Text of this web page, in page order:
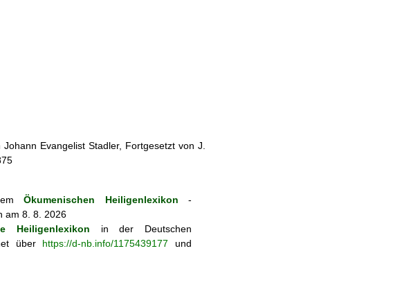
Evangelist Stadler, Fortgesetzt von J.
Ökumenischen Heiligenlexikon -
am 8. 8. 2026
Heiligenlexikon in der Deutschen
über https://d-nb.info/1175439177 und